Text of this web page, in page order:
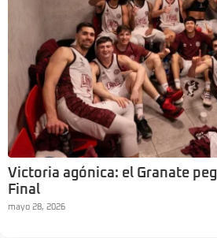
Victoria agónica: el Granate
Final
mayo 28, 2026